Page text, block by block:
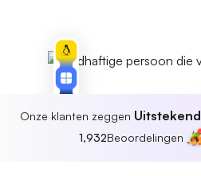
Onze klanten zeggen Uitstekend
1,932Beoordelingen